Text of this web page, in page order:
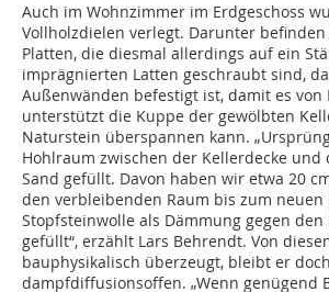
Auch im Wohnzimmer im Erdgeschoss
Vollholzdielen verlegt. Darunter befinden
Platten, die diesmal allerdings auf ein
imprägnierten Latten geschraubt sind,
Außenwänden befestigt ist, damit es von
unterstützt die Kuppe der gewölbten
Naturstein überspannen kann.
Hohlraum zwischen der Kellerdecke und
Sand gefüllt. Davon haben wir etwa 20
den verbleibenden Raum bis zum
Stopfsteinwolle als Dämmung gegen
gefüllt“, erzählt Lars Behrendt. Von
bauphysikalisch überzeugt, bleibt er
dampfdiffusionsoffen. „Wenn genügend